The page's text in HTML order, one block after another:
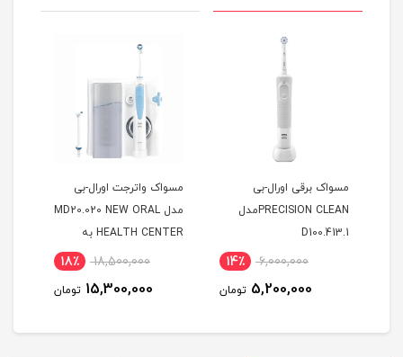
مسواک برقی اورال-بی
PRECISION CLEANمدل
D100.413.1
6,000,000 14٪
5,200,000 تومان
مسواک واترجت اورال-بی
مدل MD20.020 NEW ORAL
HEALTH CENTER به
18,500,000 18٪
15,300,000 تومان